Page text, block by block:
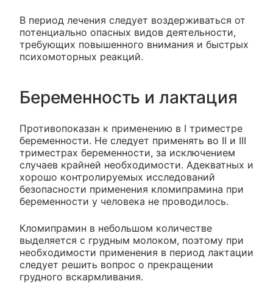
В период лечения следует воздерживаться от
потенциально опасных видов деятельности,
требующих повышенного внимания и быстрых
психомоторных реакций.
Беременность и лактация
Противопоказан к применению в I триместре
беременности. Не следует применять во II и III
триместрах беременности, за исключением
случаев крайней необходимости. Адекватных и
хорошо контролируемых исследований
безопасности применения кломипрамина при
беременности у человека не проводилось.
Кломипрамин в небольшом количестве
выделяется с грудным молоком, поэтому при
необходимости применения в период лактации
следует решить вопрос о прекращении
грудного вскармливания.